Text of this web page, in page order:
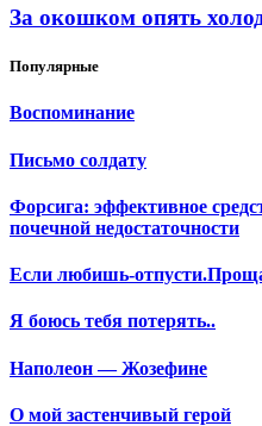
За окошком опять
Популярные
Воспоминание
Письмо солдату
Форсига: эффективное
почечной недостаточности
Если любишь-
Я боюсь тебя потерять..
Наполеон — Жозефине
О мой застенчивый герой